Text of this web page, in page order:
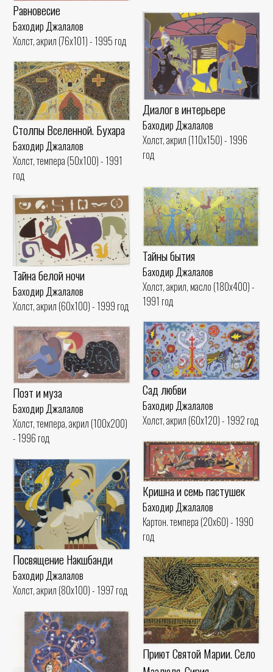
Равновесие
Баходир Джалалов
Холст, акрил (76x101) - 1995 год
Диалог в интерьере
Баходир Джалалов
Холст, акрил (110x150) - 1996
год
Столпы Вселенной. Бухара
Баходир Джалалов
Холст, темпера (50x100) - 1991
год
Тайны бытия
Баходир Джалалов
Холст, акрил, масло (180x400) -
1991 год
Тайна белой ночи
Баходир Джалалов
Холст, акрил (60x100) - 1999 год
Сад любви
Баходир Джалалов
Холст, акрил (60x120) - 1992 год
Поэт и муза
Баходир Джалалов
Холст, темпера, акрил (100x200)
- 1996 год
Кришна и семь пастушек
Баходир Джалалов
Картон. темпера (20x60) - 1990
год
Посвящение Накшбанди
Баходир Джалалов
Холст, акрил (80x100) - 1997 год
Приют Святой Марии. Село